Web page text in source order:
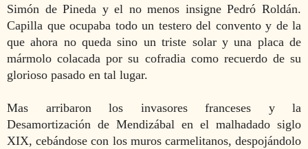
Simón de Pineda y el no menos insigne Pedró Roldán.
Capilla que ocupaba todo un testero del convento y de la
que ahora no queda sino un triste solar y una placa de
mármolo colacada por su cofradia como recuerdo de su
glorioso pasado en tal lugar.
Mas arribaron los invasores franceses y la
Desamortización de Mendizábal en el malhadado siglo
XIX, cebándose con los muros carmelitanos, despojándolo